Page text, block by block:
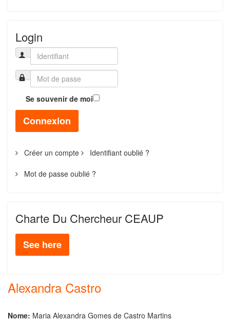
Login
Se souvenir de moi
Connexion
Créer un compte Identifiant oublié ?
Mot de passe oublié ?
Charte Du Chercheur CEAUP
See here
Alexandra Castro
Nome: Maria Alexandra Gomes de Castro Martins